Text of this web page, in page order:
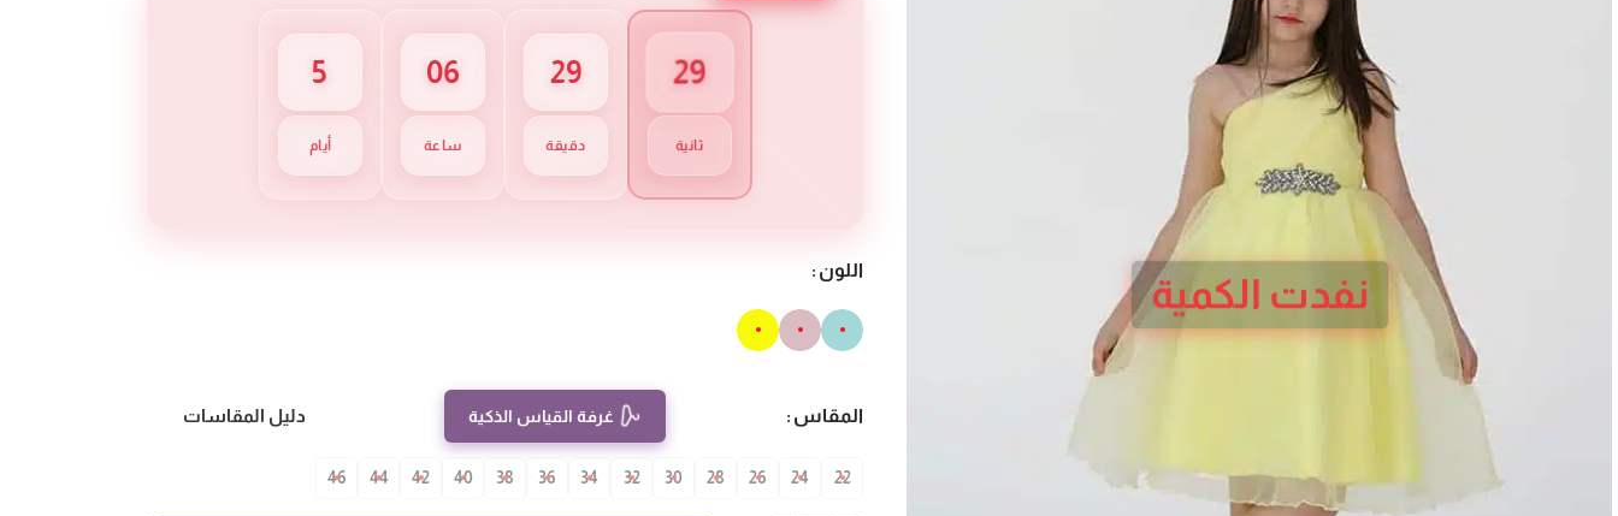
نفدت الكمية
5
أيام
06
ساعة
29
دقيقة
28
ثانية
اللون
المقاس غرفة القياس الذكية دليل المقاسات
22
24
26
28
30
32
34
36
38
40
42
44
46